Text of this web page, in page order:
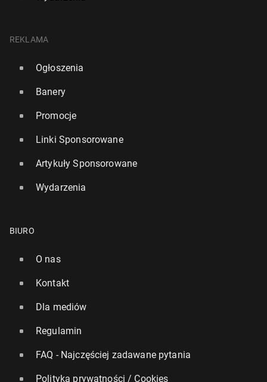
REKLAMA
Ogłoszenia
Banery
Promocje
Linki Sponsorowane
Artykuły Sponsorowane
Wydarzenia
BIURO
O nas
Kontakt
Dla mediów
Regulamin
FAQ - Najczęściej zadawane pytania
Polityka prywatności / Cookies